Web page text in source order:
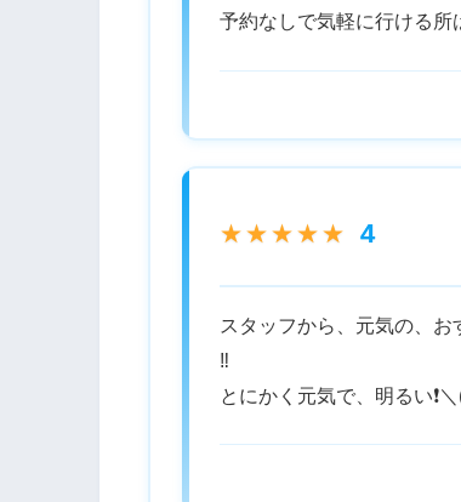
予約なしで気軽に行ける所
★★★★★ 4
スタッフから、元気の、お
‼️
とにかく元気で、明るい❗